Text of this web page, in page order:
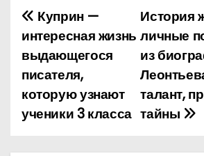
Н
а
в
и
История
личные
из
талант,
тайны
Куприн —
интересная жизнь
выдающегося
писателя,
которую узнают
ученики 3 класса